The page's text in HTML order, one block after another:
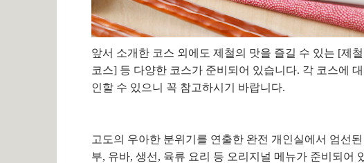
앞서 소개한 코스 외에도 제철의 맛을 즐길 수 있는 [제
코스] 등 다양한 코스가 준비되어 있습니다. 각 코스에
인할 수 있으니 꼭 참고하시기 바랍니다.
고도의 우아한 분위기를 연출한 완전 개인실에서 엄선
부, 유바, 생선, 육류 요리 등 오리지널 메뉴가 준비되어